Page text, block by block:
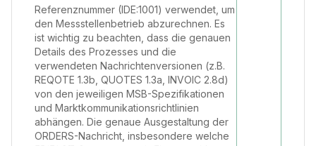
Referenznummer (IDE:1001) verwendet, um
den Messstellenbetrieb abzurechnen. Es
ist wichtig zu beachten, dass die genauen
Details des Prozesses und die
verwendeten Nachrichtenversionen (z.B.
REQOTE 1.3b, QUOTES 1.3a, INVOIC 2.8d)
von den jeweiligen MSB-Spezifikationen
und Marktkommunikationsrichtlinien
abhängen. Die genaue Ausgestaltung der
ORDERS-Nachricht, insbesondere welche